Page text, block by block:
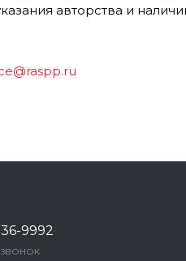
авторства и
9992
ЗВОНОК